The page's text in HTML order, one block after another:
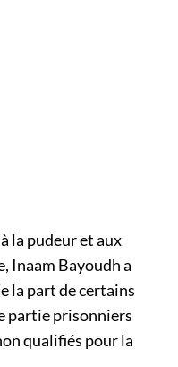
la pudeur et aux
Inaam Bayoudh a
la part de certains
partie prisonniers
qualifiés pour la